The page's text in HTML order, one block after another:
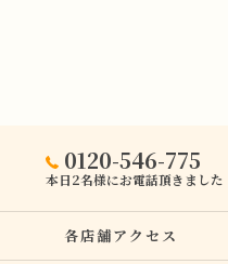
0120-546-775
本日2名様にお電話頂きました
各店舗アクセス